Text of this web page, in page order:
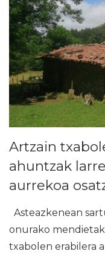
Artzain
ahuntzak
aurrekoa
Asteazkenean
onurako
txabolen erabilera